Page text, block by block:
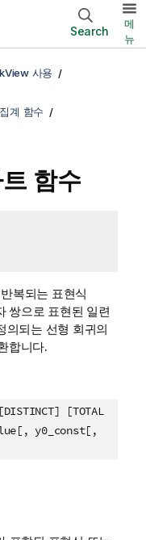
Search
메
뉴
사용
집계 함수
함수
복되는 표현식
쌍으로 표현된 일련
의되는 선형 회귀의
합니다.
[TOTAL
y0_const[,